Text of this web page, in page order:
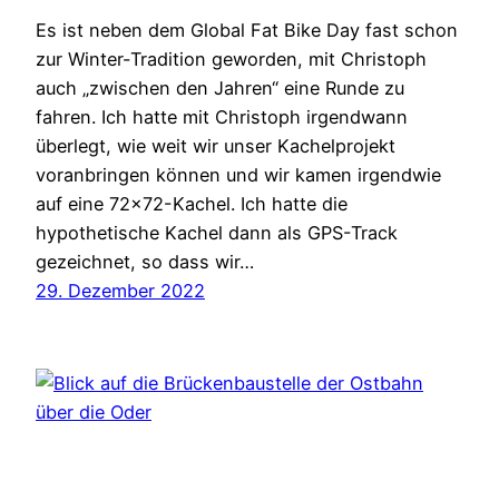
Es ist neben dem Global Fat Bike Day fast schon
zur Winter-Tradition geworden, mit Christoph
auch „zwischen den Jahren“ eine Runde zu
fahren. Ich hatte mit Christoph irgendwann
überlegt, wie weit wir unser Kachelprojekt
voranbringen können und wir kamen irgendwie
auf eine 72×72-Kachel. Ich hatte die
hypothetische Kachel dann als GPS-Track
gezeichnet, so dass wir…
29. Dezember 2022